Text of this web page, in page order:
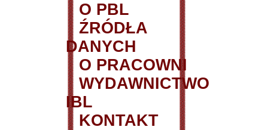
O PBL
ŹRÓDŁA
DANYCH
O PRACOWNI
WYDAWNICTWO
IBL
KONTAKT